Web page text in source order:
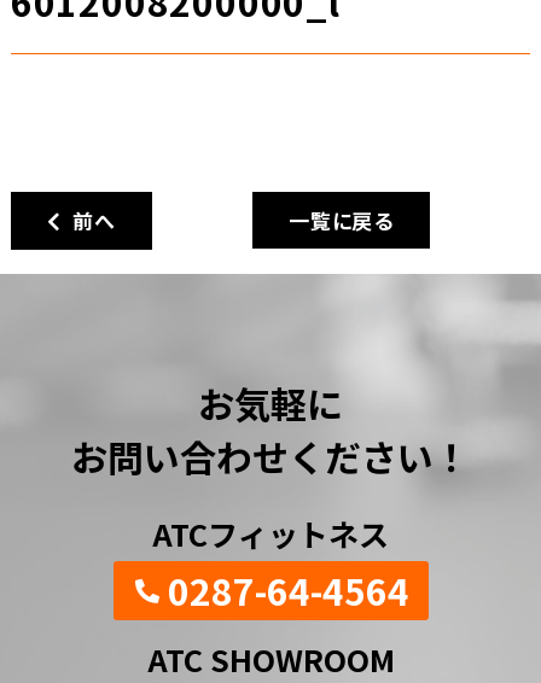
前へ 一覧に戻る
お気軽に
お問い合わせください！
ATCフィットネス
0287-64-4564
ATC SHOWROOM